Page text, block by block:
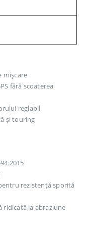
mișcare
fără scoaterea
reglabil
și touring
rezistență sporită
ridicată la abraziune